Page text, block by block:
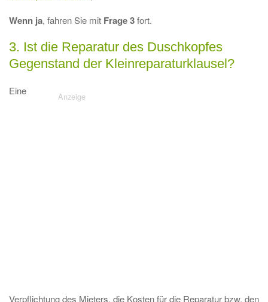
Wenn ja, fahren Sie mit Frage 3fort.
3. Ist die Reparatur des Duschkopfes
Gegenstand der Kleinreparaturklausel?
Eine
Verpflichtung des Mieters, die Kosten für die Reparatur bzw. den